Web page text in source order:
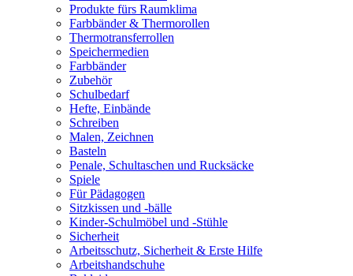
Produkte fürs Raumklima
Farbbänder & Thermorollen
Thermotransferrollen
Speichermedien
Farbbänder
Zubehör
Schulbedarf
Hefte, Einbände
Schreiben
Malen, Zeichnen
Basteln
Penale, Schultaschen und Rucksäcke
Spiele
Für Pädagogen
Sitzkissen und -bälle
Kinder-Schulmöbel und -Stühle
Sicherheit
Arbeitsschutz, Sicherheit & Erste Hilfe
Arbeitshandschuhe